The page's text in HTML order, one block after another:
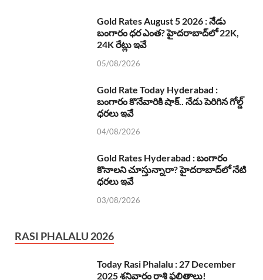
Gold Rates August 5 2026 : నేడు
బంగారం ధర ఎంత? హైదరాబాద్‌లో 22K,
24K రేట్లు ఇవే
05/08/2026
Gold Rate Today Hyderabad :
బంగారం కొనేవారికి షాక్.. నేడు పెరిగిన గోల్డ్
ధరలు ఇవే
04/08/2026
Gold Rates Hyderabad : బంగారం
కొనాలని చూస్తున్నారా? హైదరాబాద్‌లో నేటి
ధరలు ఇవే
03/08/2026
RASI PHALALU 2026
Today Rasi Phalalu : 27 December
2025 శనివారం రాశి ఫలితాలు!